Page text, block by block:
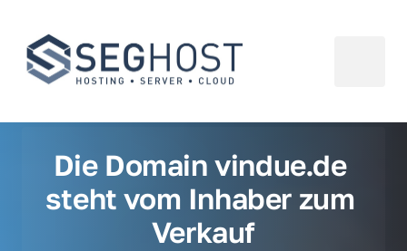
Die Domain vindue.de
steht vom Inhaber zum
Verkauf